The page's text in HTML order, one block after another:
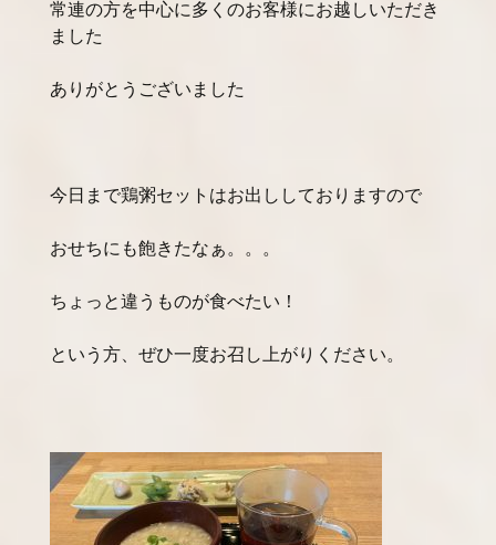
常連の方を中心に多くのお客様にお越しいただき
ました
ありがとうございました
今日まで鶏粥セットはお出ししておりますので
おせちにも飽きたなぁ。。。
ちょっと違うものが食べたい！
という方、ぜひ一度お召し上がりください。